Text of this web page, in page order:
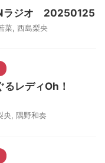
ラジオ 20250125
菜 西島梨央
るレディOh！
央 隅野和奏